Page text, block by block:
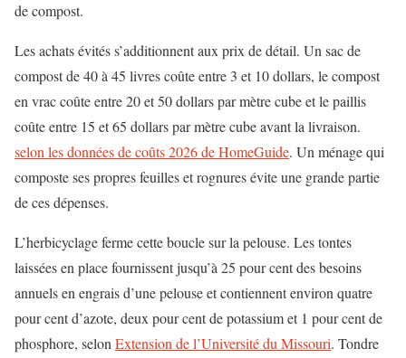
de compost.
Les achats évités s’additionnent aux prix de détail. Un sac de
compost de 40 à 45 livres coûte entre 3 et 10 dollars, le compost
en vrac coûte entre 20 et 50 dollars par mètre cube et le paillis
coûte entre 15 et 65 dollars par mètre cube avant la livraison.
selon les données de coûts 2026 de HomeGuide. Un ménage qui
composte ses propres feuilles et rognures évite une grande partie
de ces dépenses.
L’herbicyclage ferme cette boucle sur la pelouse. Les tontes
laissées en place fournissent jusqu’à 25 pour cent des besoins
annuels en engrais d’une pelouse et contiennent environ quatre
pour cent d’azote, deux pour cent de potassium et 1 pour cent de
phosphore, selon Extension de l’Université du Missouri. Tondre